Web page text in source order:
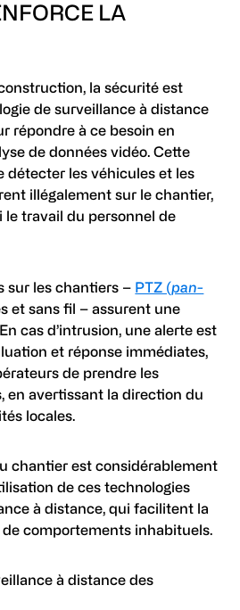
LA
la sécurité est
de surveillance à distance
répondre à ce besoin en
de données vidéo. Cette
détecter les véhicules et les
illégalement sur le chantier,
travail du personnel de
sur les chantiers – PTZ (pan-
et sans fil – assurent une
cas d’intrusion, une alerte est
et réponse immédiates,
de prendre les
en avertissant la direction du
locales.
chantier est considérablement
de ces technologies
à distance, qui facilitent la
comportements inhabituels.
à distance des